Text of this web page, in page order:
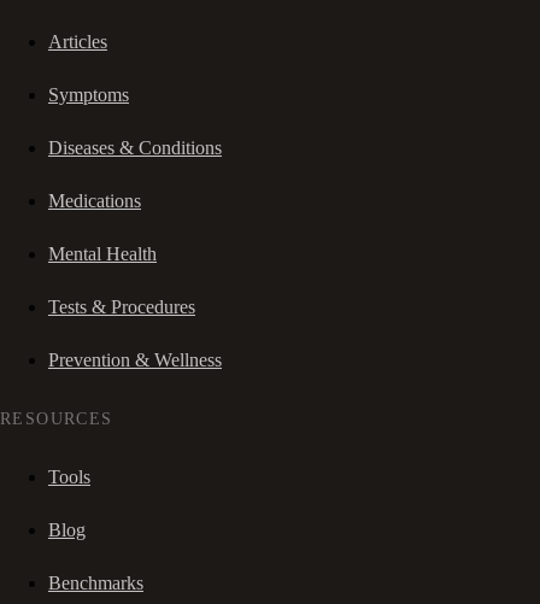
Articles
Symptoms
Diseases & Conditions
Medications
Mental Health
Tests & Procedures
Prevention & Wellness
RESOURCES
Tools
Blog
Benchmarks